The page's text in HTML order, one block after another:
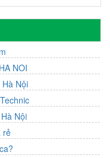
NOI
Nội
Nội
rẻ